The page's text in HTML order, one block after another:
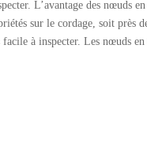
L’avantage des nœuds
sur le cordage, soit près
à inspecter. Les nœuds